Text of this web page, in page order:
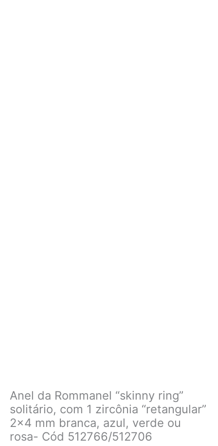
Anel da Rommanel “skinny ring”
solitário, com 1 zircônia “retangular”
2×4 mm branca, azul, verde ou
rosa- Cód 512766/512706